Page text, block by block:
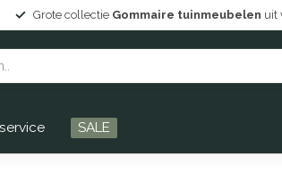
uit voorraad leverbaar
SALE